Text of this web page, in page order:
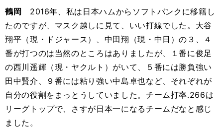
鶴岡
2016年、私は日本ハムからソフトバンクに移籍し
たのですが、マスク越しに見て、いい打線でした。大谷
翔平（現・ドジャース）、中田翔（現・中日）の３、４
番が打つのは当然のところはありましたが、１番に俊足
の西川遥輝（現・ヤクルト）がいて、５番には勝負強い
田中賢介、９番には粘り強い中島卓也など、それぞれが
自分の役割をまっとうしていました。チーム打率.266は
リーグトップで、さすが日本一になるチームだなと感じ
ました。